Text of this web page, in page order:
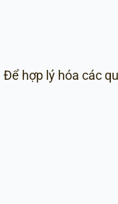
hợp lý hóa các